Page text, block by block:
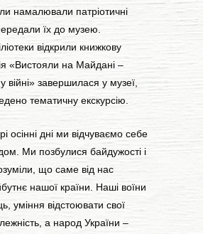
намалювали патріотичні
їх до музею.
відкрили книжкову
«Вистояли на Майдані –
завершилася у музеї,
тематичну екскурсію.
осінні дні ми відчуваємо себе
Ми позбулися байдужості і
що саме від нас
нашої країни. Наші воїни
уміння відстоювати свої
а народ України –